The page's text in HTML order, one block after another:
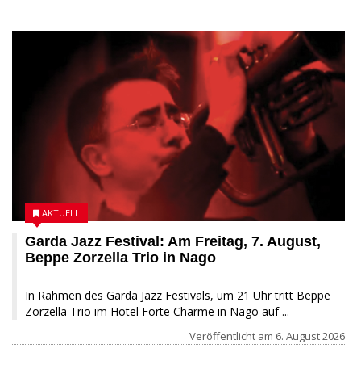
Garda Jazz Festival: Am Freitag, 7. August,
Beppe Zorzella Trio in Nago
In Rahmen des Garda Jazz Festivals, um 21 Uhr tritt Beppe
Zorzella Trio im Hotel Forte Charme in Nago auf ...
AKTUELL
Veröffentlicht am 6. August 2026